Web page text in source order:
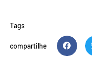
Tags
compartilhe